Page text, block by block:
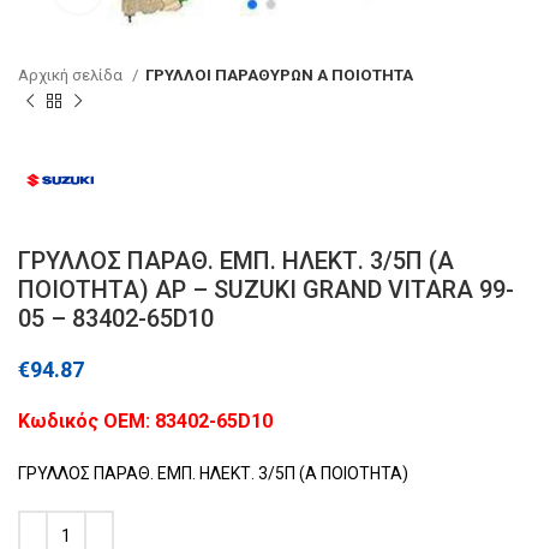
Αρχική σελίδα ΓΡΥΛΛΟΙ ΠΑΡΑΘΥΡΩΝ Α ΠΟΙΟΤΗΤΑ
ΓΡΥΛΛΟΣ ΠΑΡΑΘ. ΕΜΠ. ΗΛΕΚΤ. 3/5Π (Α
ΠΟΙΟΤΗΤΑ) ΑΡ – SUZUKI GRAND VITARA 99-
05 – 83402-65D10
€94.87
Kωδικός ΟΕΜ: 83402-65D10
ΓΡΥΛΛΟΣ ΠΑΡΑΘ. ΕΜΠ. ΗΛΕΚΤ. 3/5Π (Α ΠΟΙΟΤΗΤΑ)